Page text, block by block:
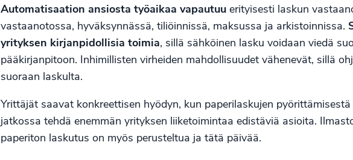
Automatisaation ansiosta työaikaa vapautuu erityisesti laskun
vastaanotossa, hyväksynnässä, tiliöinnissä, maksussa ja arkistoinnissa.
yrityksen kirjanpidollisia toimia, sillä sähköinen lasku voidaan viedä
pääkirjanpitoon. Inhimillisten virheiden mahdollisuudet vähenevät, sillä
suoraan laskulta.
Yrittäjät saavat konkreettisen hyödyn, kun paperilaskujen
jatkossa tehdä enemmän yrityksen liiketoimintaa edistäviä asioita.
paperiton laskutus on myös perusteltua ja tätä päivää.